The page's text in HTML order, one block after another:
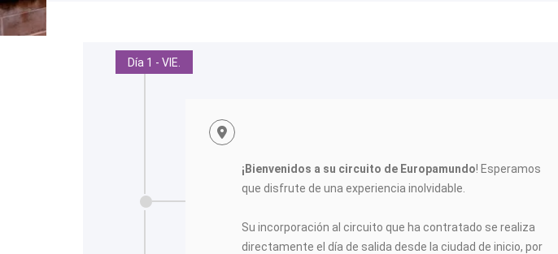
Día 1 - VIE.
¡Bienvenidos a su circuito de Europamundo! Esperamos
que disfrute de una experiencia inolvidable.
Su incorporación al circuito que ha contratado se realiza
directamente el día de salida desde la ciudad de inicio, por